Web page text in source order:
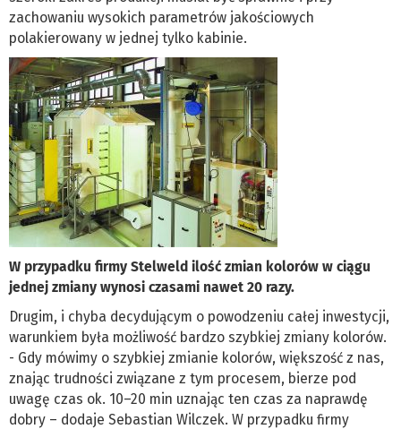
zachowaniu wysokich parametrów jakościowych
polakierowany w jednej tylko kabinie.
W przypadku firmy Stelweld ilość zmian kolorów w ciągu
jednej zmiany wynosi czasami nawet 20 razy.
Drugim, i chyba decydującym o powodzeniu całej inwestycji,
warunkiem była możliwość bardzo szybkiej zmiany kolorów.
- Gdy mówimy o szybkiej zmianie kolorów, większość z nas,
znając trudności związane z tym procesem, bierze pod
uwagę czas ok. 10–20 min uznając ten czas za naprawdę
dobry – dodaje Sebastian Wilczek. W przypadku firmy